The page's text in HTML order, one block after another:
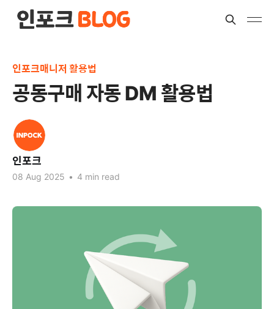
인포크매니저 활용법
공동구매 자동 DM 활용법
인포크
08 Aug 2025 • 4 min read